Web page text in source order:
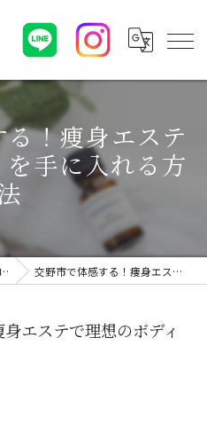
！痩身エステ
手に入れる方
交野市で体感する！痩身エステで理想のボディを手に入れる方法
エステで理想のボディ